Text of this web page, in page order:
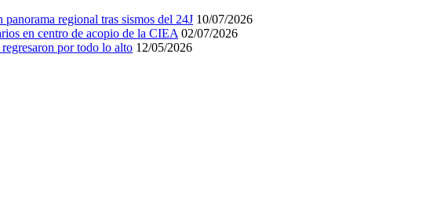
regional tras sismos del 24J 10/07/2026
en centro de acopio de la CIEA 02/07/2026
por todo lo alto 12/05/2026